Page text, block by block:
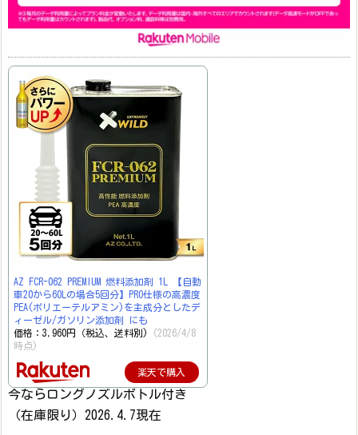
AZ FCR-062 PREMIUM 燃料添加剤 1L 【自動
車20から60Lの場合5回分】PRO仕様の高濃度
PEA(ポリエーテルアミン)を主成分としたデ
ィーゼル/ガソリン添加剤 にも
価格：3,960円（税込、送料別)
(2026/4/8
時点)
楽天で購入
今ならロングノズルボトル付き
（在庫限り）2026.4.7現在